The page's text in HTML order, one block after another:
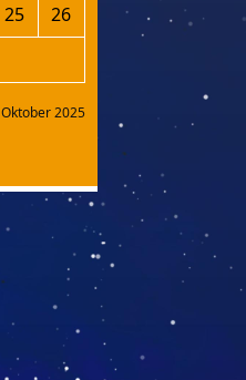
Oktober 2025
25
26